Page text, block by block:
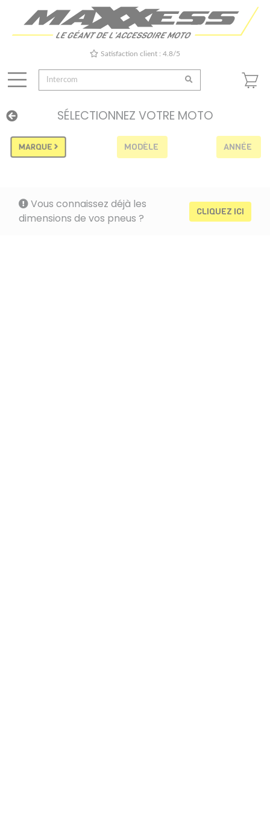
Satisfaction client : 4.8/5
SÉLECTIONNEZ VOTRE MOTO
MARQUE MODÈLE ANNÉE
Vous connaissez déjà les
dimensions de vos pneus ?
CLIQUEZ ICI